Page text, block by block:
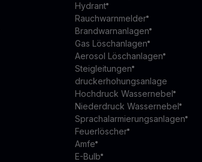
Hydrant
Rauchwarnmelder
Brandwarnanlagen
Gas Löschanlagen
Aerosol Löschanlagen
Steigleitungen
druckerhohungsanlage
Hochdruck Wassernebel
Niederdruck Wassernebel
Sprachalarmierungsanlagen
Feuerlöscher
Amfe
E-Bulb